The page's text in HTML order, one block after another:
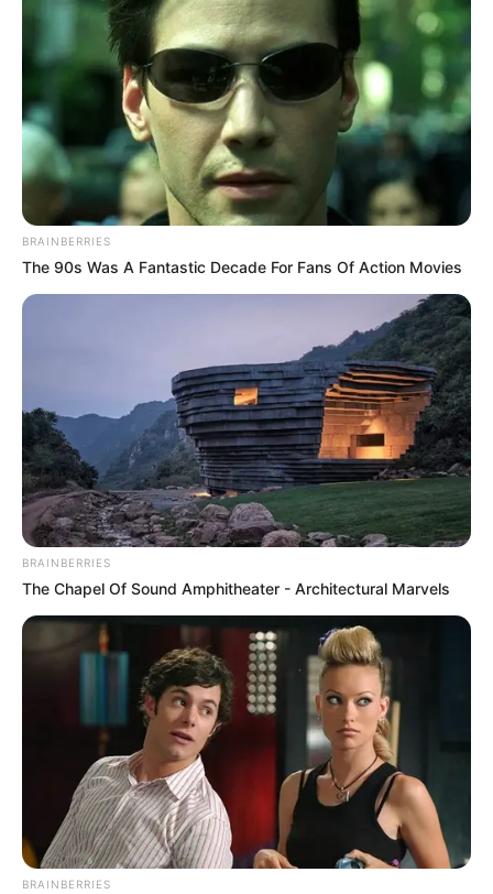
BRAINBERRIES
The 90s Was A Fantastic Decade For Fans Of Action Movies
BRAINBERRIES
The Chapel Of Sound Amphitheater - Architectural Marvels
BRAINBERRIES